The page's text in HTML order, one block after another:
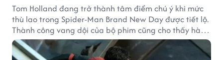
Tom Holland đang trở thành tâm điểm chú ý khi mức
thù lao trong Spider-Man Brand New Day được tiết lộ.
Thành công vang dội của bộ phim cũng cho thấy hành
trình thăng hạng đáng chú ý của nam diễn viên sau
một thập kỷ gắn bó với vai Người Nhện.